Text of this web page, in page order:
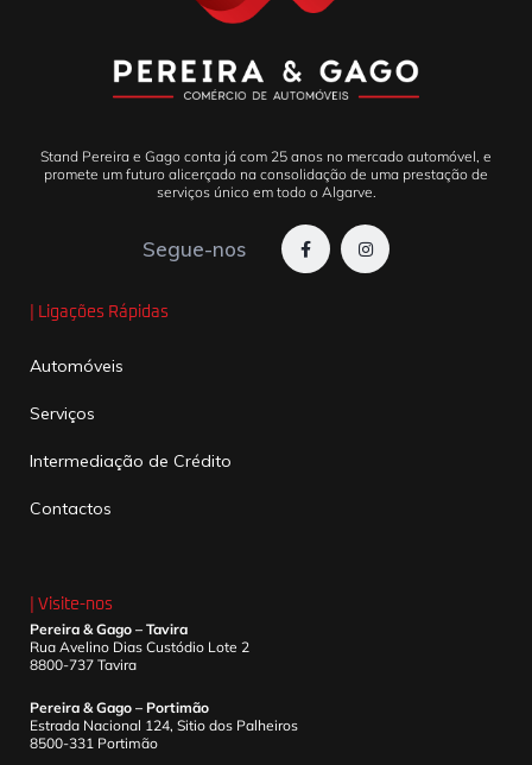
Stand Pereira e Gago conta já com 25 anos no mercado automóvel, e
promete um futuro alicerçado na consolidação de uma prestação de
serviços único em todo o Algarve.
Segue-nos
| Ligações Rápidas
Automóveis
Serviços
Intermediação de Crédito
Contactos
| Visite-nos
Pereira & Gago – Tavira
Rua Avelino Dias Custódio Lote 2
8800-737 Tavira
Pereira & Gago – Portimão
Estrada Nacional 124, Sitio dos Palheiros
8500-331 Portimão